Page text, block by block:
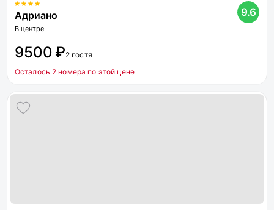
Адриано
В центре
9.6
9500 ₽2 гостя
Осталось 2 номера по этой цене